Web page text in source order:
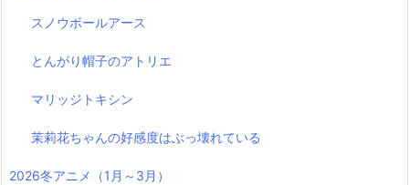
スノウボールアース
とんがり帽子のアトリエ
マリッジトキシン
茉莉花ちゃんの好感度はぶっ壊れている
2026冬アニメ（1月～3月）